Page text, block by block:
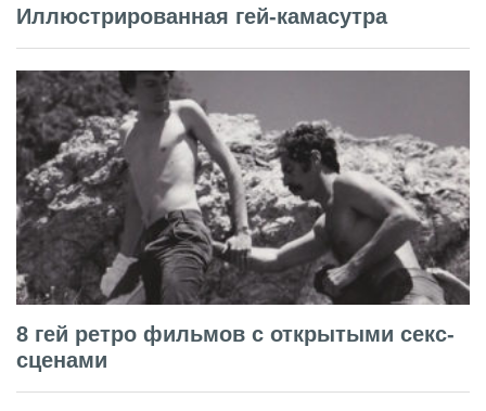
Иллюстрированная гей-камасутра
8 гей ретро фильмов с открытыми секс-
сценами